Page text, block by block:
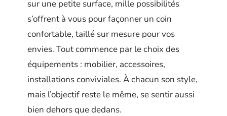
sur une petite surface, mille possibilités
s’offrent à vous pour façonner un coin
confortable, taillé sur mesure pour vos
envies. Tout commence par le choix des
équipements : mobilier, accessoires,
installations conviviales. À chacun son style,
mais l’objectif reste le même, se sentir aussi
bien dehors que dedans.